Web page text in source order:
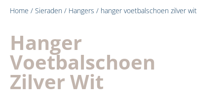
Home / Sieraden / Hangers / hanger voetbalschoen zilver wit
Hanger
Voetbalschoen
Zilver Wit